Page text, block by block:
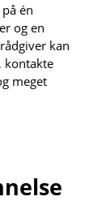
én
og en
kan
kontakte
meget